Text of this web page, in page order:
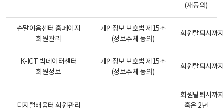
(재동의)
손말이음센터 홈페이지
회원관리
개인정보 보호법 제15조
(정보주체 동의)
회원탈퇴시까
K-ICT 빅데이터센터
회원정보
개인정보 보호법 제15조
(정보주체 동의)
회원탈퇴시까
디지털배움터 회원관리
회원탈퇴시까
혹은 2년